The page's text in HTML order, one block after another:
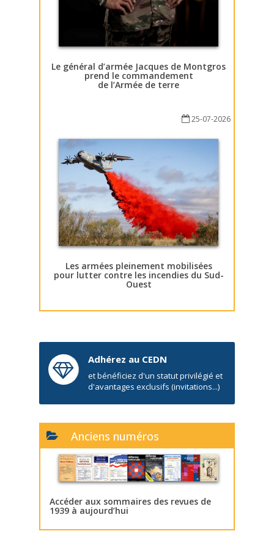
Le général d’armée Jacques de Montgros
prend le commandement
de l’Armée de terre
25-07-2026
Les armées pleinement mobilisées
pour lutter contre les incendies du Sud-
Ouest
Adhérez au CEDN
et bénéficiez d'un statut privilégié et
d'avantages exclusifs (invitations...)
Anciens numéros
Accéder aux sommaires des revues de
1939 à aujourd’hui